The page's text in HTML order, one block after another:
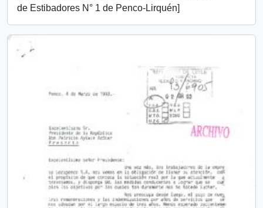
de Estibadores N° 1 de Penco-Lirquén]